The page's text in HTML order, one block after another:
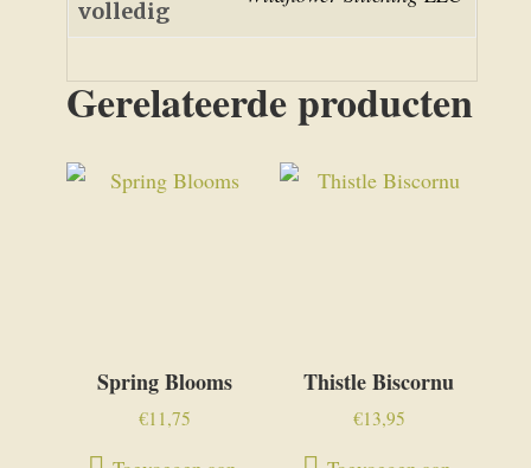
volledig
Gerelateerde producten
Spring Blooms
€11,75
Thistle Biscornu
€13,95